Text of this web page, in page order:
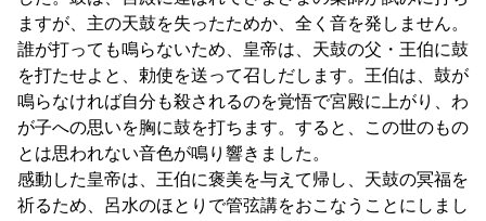
ますが、主の天鼓を失ったためか、全く音を発しません。
誰が打っても鳴らないため、皇帝は、天鼓の父・王伯に鼓
を打たせよと、勅使を送って召しだします。王伯は、鼓が
鳴らなければ自分も殺されるのを覚悟で宮殿に上がり、わ
が子への思いを胸に鼓を打ちます。すると、この世のもの
とは思われない音色が鳴り響きました。
感動した皇帝は、王伯に褒美を与えて帰し、天鼓の冥福を
祈るため、呂水のほとりで管弦講をおこなうことにしまし